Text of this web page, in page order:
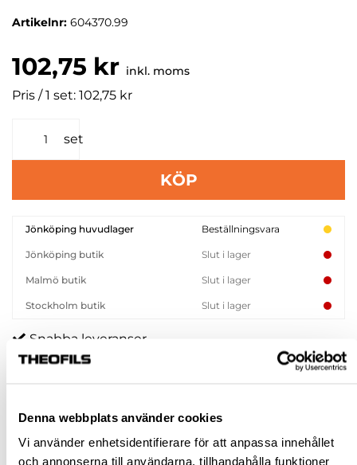
Denna webbplats använder cookies
Vi använder enhetsidentifierare för att anpassa innehållet
och annonserna till användarna, tillhandahålla funktioner
Artikelnr: 604370.99
102,75 kr inkl. moms
Pris / 1 set: 102,75 kr
set
KÖP
Jönköping huvudlager Beställningsvara
Jönköping butik Slut i lager
Malmö butik Slut i lager
Stockholm butik Slut i lager
Snabba leveranser
Hämta i butik